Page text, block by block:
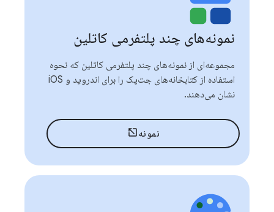
نمونه‌های چند پلتفرمی کاتلین
مجموعه‌ای از نمونه‌های چند پلتفرمی کاتلین که نحوه
استفاده از کتابخانه‌های جت‌پک را برای اندروید و iOS
نشان می‌دهند.
نمونه